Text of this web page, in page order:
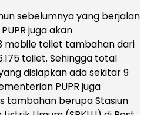
sebelumnya yang berjalan
juga akan
mobile toilet tambahan dari
toilet. Sehingga total
disiapkan ada sekitar 9
PUPR juga
tambahan berupa Stasiun